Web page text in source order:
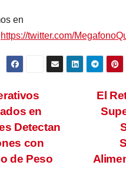
en
https://twitter.com/
El
en
Detectan
con
de Peso